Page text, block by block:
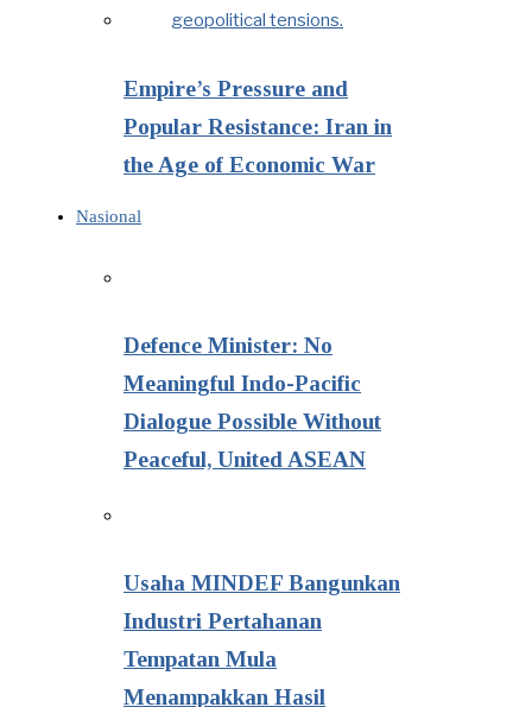
Empire’s Pressure and
Popular Resistance: Iran in
the Age of Economic War
Nasional
Defence Minister: No
Meaningful Indo-Pacific
Dialogue Possible Without
Peaceful, United ASEAN
Usaha MINDEF Bangunkan
Industri Pertahanan
Tempatan Mula
Menampakkan Hasil